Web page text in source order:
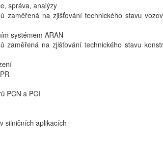
správa, analýzy
zaměřená na zjišťování technického stavu
systémem ARAN
zaměřená na zjišťování technického stavu
PCN a PCI
silničních aplikacích